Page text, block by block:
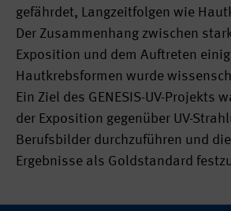
gefährdet, Langzeitfolgen wie
Der Zusammenhang zwischen
Exposition und dem Auftreten
Hautkrebsformen wurde
Ein Ziel des GENESIS-UV-Projekts
der Exposition gegenüber UV-
Berufsbilder durchzuführen und
Ergebnisse als Goldstandard